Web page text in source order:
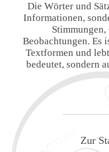
Die Wörter und
Informationen,
Beobachtungen. Es
Textformen und
bedeutet, sondern
Zur